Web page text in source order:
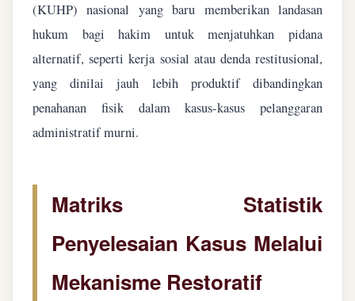
(KUHP) nasional yang baru memberikan landasan
hukum bagi hakim untuk menjatuhkan pidana
alternatif, seperti kerja sosial atau denda restitusional,
yang dinilai jauh lebih produktif dibandingkan
penahanan fisik dalam kasus-kasus pelanggaran
administratif murni.
Matriks Statistik
Penyelesaian Kasus Melalui
Mekanisme Restoratif